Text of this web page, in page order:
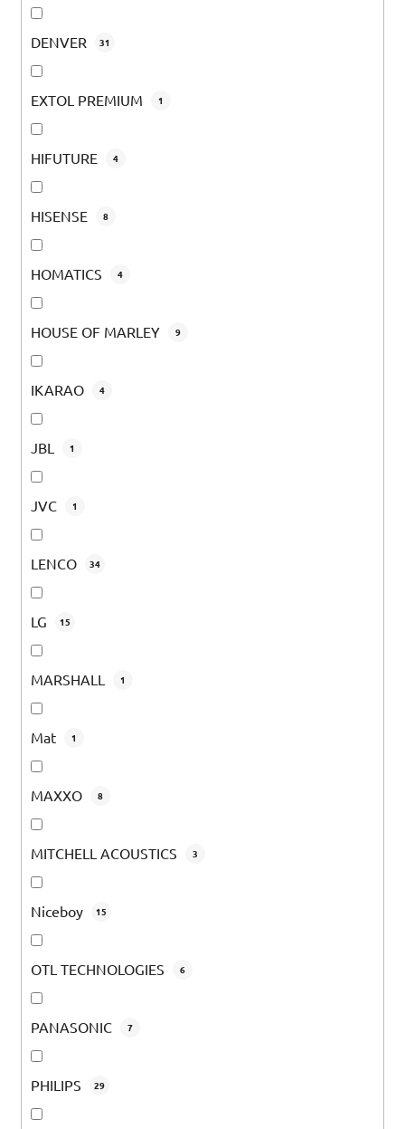
DENVER 31
EXTOL PREMIUM 1
HIFUTURE 4
HISENSE 8
HOMATICS 4
HOUSE OF MARLEY 9
IKARAO 4
JBL 1
JVC 1
LENCO 34
LG 15
MARSHALL 1
Mat 1
MAXXO 8
MITCHELL ACOUSTICS 3
Niceboy 15
OTL TECHNOLOGIES 6
PANASONIC 7
PHILIPS 29